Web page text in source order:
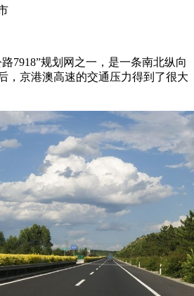
规划网之一，是一条南北纵向
，京港澳高速的交通压力得到了很大